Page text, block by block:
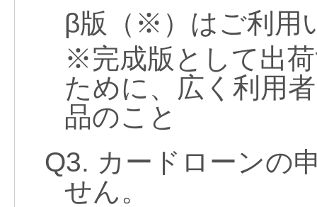
β版（※）はご利用
※完成版として出
ために、広く利用
品のこと
Q3. カードローンの
せん。